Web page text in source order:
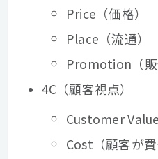
Price（価格）
Place（流通）
Promotion（販
4C（顧客視点）
Customer
Cost（顧客が費